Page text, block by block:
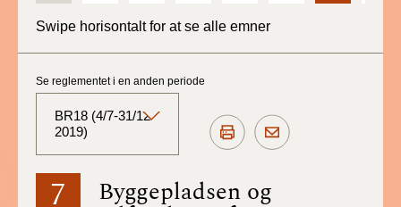
Swipe horisontalt for at se alle emner
7 Byggepladsen og
Se reglementet i en anden periode
BR18 (4/7-31/12
2019)
BR18 (Aktuelt)